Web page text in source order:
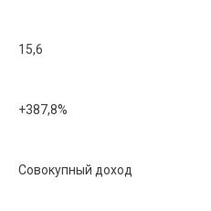
15,6
+387,8%
Совокупный доход